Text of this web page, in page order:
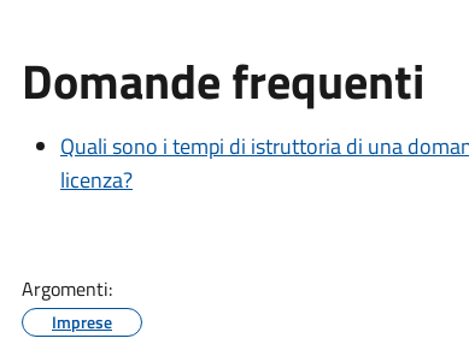
Domande frequenti
Quali sono i tempi di istruttoria di una
licenza?
Argomenti:
Imprese